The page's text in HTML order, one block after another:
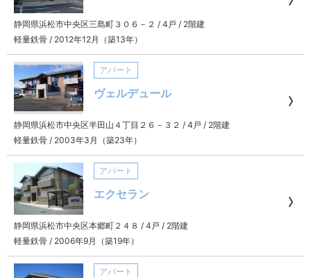
静岡県浜松市中央区三島町３０６－２ / 4戸 / 2階建
軽量鉄骨 / 2012年12月（築13年）
アパート
ヴェルデュール
静岡県浜松市中央区半田山４丁目２６－３２ / 4戸 / 2階建
軽量鉄骨 / 2003年3月（築23年）
アパート
エクセラン
静岡県浜松市中央区本郷町２４８ / 4戸 / 2階建
軽量鉄骨 / 2006年9月（築19年）
アパート